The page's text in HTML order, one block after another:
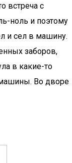
встреча с
ноль и поэтому
и сел в машину.
заборов,
в какие-то
Во дворе